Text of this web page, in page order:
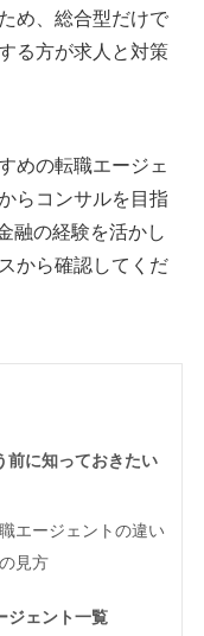
め、総合型だけで
る方が求人と対策
めの転職エージェ
らコンサルを目指
融の経験を活かし
から確認してくだ
前に知っておきたい
エージェントの違い
見方
ジェント一覧